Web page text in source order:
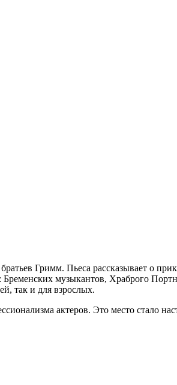
Гримм. Пьеса рассказывает о
музыкантов, Храброго
так и для взрослых.
актеров. Это место стало